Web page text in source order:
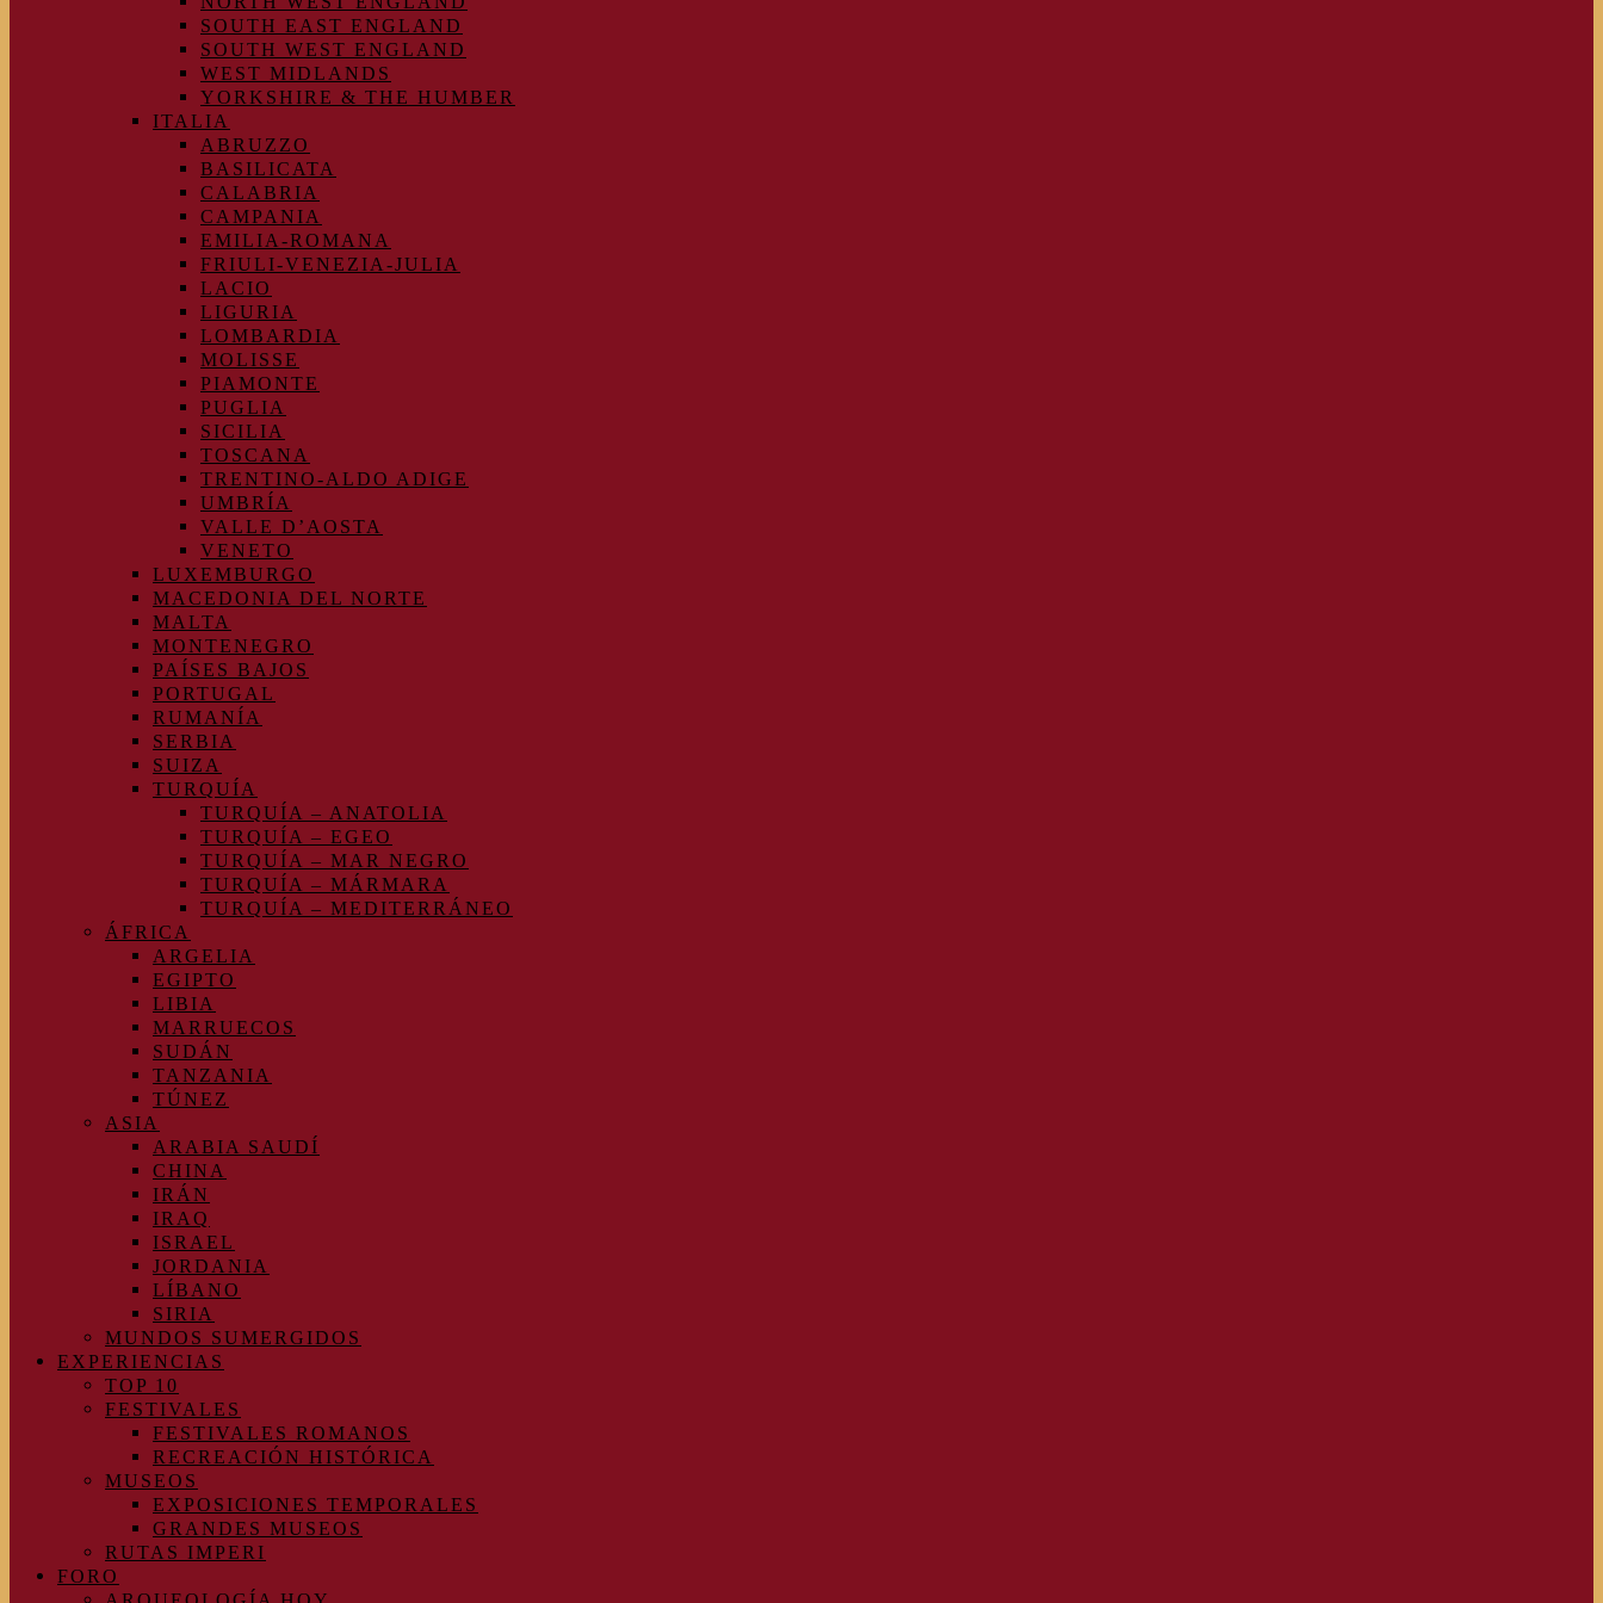
SOUTH EAST ENGLAND
SOUTH WEST ENGLAND
WEST MIDLANDS
YORKSHIRE & THE HUMBER
ITALIA
ABRUZZO
BASILICATA
CALABRIA
CAMPANIA
EMILIA-ROMANA
FRIULI-VENEZIA-JULIA
LACIO
LIGURIA
LOMBARDIA
MOLISSE
PIAMONTE
PUGLIA
SICILIA
TOSCANA
TRENTINO-ALDO ADIGE
UMBRÍA
VALLE D’AOSTA
VENETO
LUXEMBURGO
MACEDONIA DEL NORTE
MALTA
MONTENEGRO
PAÍSES BAJOS
PORTUGAL
RUMANÍA
SERBIA
SUIZA
TURQUÍA
TURQUÍA – ANATOLIA
TURQUÍA – EGEO
TURQUÍA – MAR NEGRO
TURQUÍA – MÁRMARA
TURQUÍA – MEDITERRÁNEO
ÁFRICA
ARGELIA
EGIPTO
LIBIA
MARRUECOS
SUDÁN
TANZANIA
TÚNEZ
ASIA
ARABIA SAUDÍ
CHINA
IRÁN
IRAQ
ISRAEL
JORDANIA
LÍBANO
SIRIA
MUNDOS SUMERGIDOS
EXPERIENCIAS
TOP 10
FESTIVALES
FESTIVALES ROMANOS
RECREACIÓN HISTÓRICA
MUSEOS
EXPOSICIONES TEMPORALES
GRANDES MUSEOS
RUTAS IMPERI
FORO